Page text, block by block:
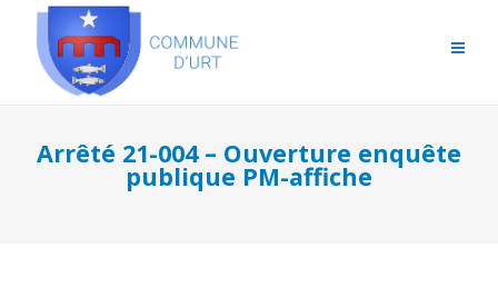
Arrêté 21-004 – Ouverture enquête
publique PM-affiche